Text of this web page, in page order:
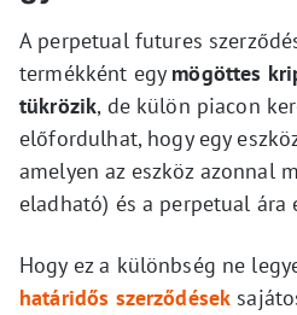
A perpetual futures
termékként egy mögöttes
tükrözik, de külön piacon
előfordulhat, hogy egy
amelyen az eszköz azonnal
eladható) és a perpetual ára
Hogy ez a különbség ne
határidős szerződések